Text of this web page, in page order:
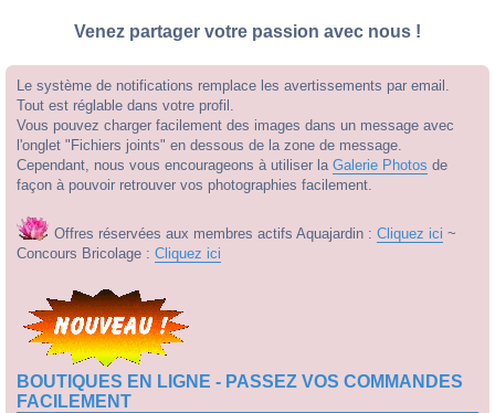
Venez partager votre passion avec nous !
Le système de notifications remplace les avertissements par email.
Tout est réglable dans votre profil.
Vous pouvez charger facilement des images dans un message avec
l'onglet "Fichiers joints" en dessous de la zone de message.
Cependant, nous vous encourageons à utiliser la Galerie Photos de
façon à pouvoir retrouver vos photographies facilement.
Offres réservées aux membres actifs Aquajardin : Cliquez ici ~
Concours Bricolage : Cliquez ici
BOUTIQUES EN LIGNE - PASSEZ VOS COMMANDES
FACILEMENT